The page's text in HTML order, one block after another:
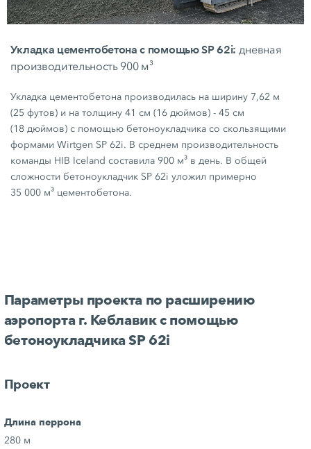
Укладка цементобетона с помощью SP 62i: дневная
производительность 900 м³
Укладка цементобетона производилась на ширину 7,62 м
(25 футов) и на толщину41 см (16 дюймов) -45 см
(18 дюймов) с помощью бетоноукладчика со скользящими
формами Wirtgen SP 62i. В среднем производительность
команды HIB Iceland составила 900 м³ в день. В общей
сложности бетоноукладчик SP 62i уложил примерно
35 000 м³ цементобетона.
Параметры проекта по расширению
аэропорта г. Кеблавик с помощью
бетоноукладчика SP 62i
Проект
Длина перрона
280 м